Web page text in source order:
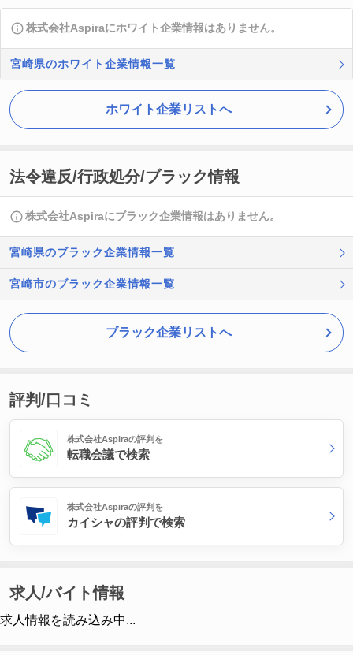
株式会社Aspiraにホワイト企業情報はありません。
宮崎県のホワイト企業情報一覧
ホワイト企業リストへ
法令違反/行政処分/ブラック情報
株式会社Aspiraにブラック企業情報はありません。
宮崎県のブラック企業情報一覧
宮崎市のブラック企業情報一覧
ブラック企業リストへ
評判/口コミ
株式会社Aspiraの評判を
転職会議で検索
株式会社Aspiraの評判を
カイシャの評判で検索
求人/バイト情報
求人情報を読み込み中...